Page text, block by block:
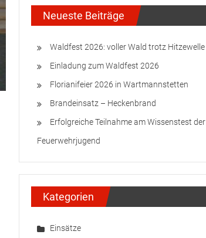
Neueste Beiträge
Waldfest 2026: voller Wald trotz Hitzewelle
Einladung zum Waldfest 2026
Florianifeier 2026 in Wartmannstetten
Brandeinsatz – Heckenbrand
Erfolgreiche Teilnahme am Wissenstest der
Feuerwehrjugend
Kategorien
Einsätze